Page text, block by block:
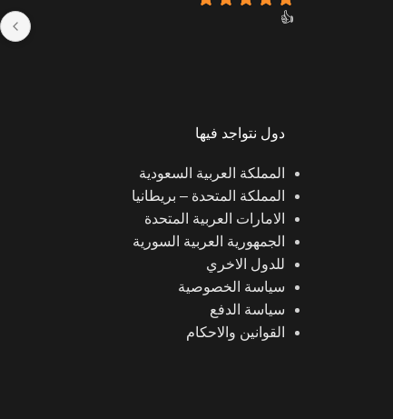
👍
دول نتواجد فيها
المملكة العربية السعودية
المملكة المتحدة – بريطانيا
الامارات العربية المتحدة
الجمهورية العربية السورية
للدول الاخري
سياسة الخصوصية
سياسة الدفع
القوانين والاحكام